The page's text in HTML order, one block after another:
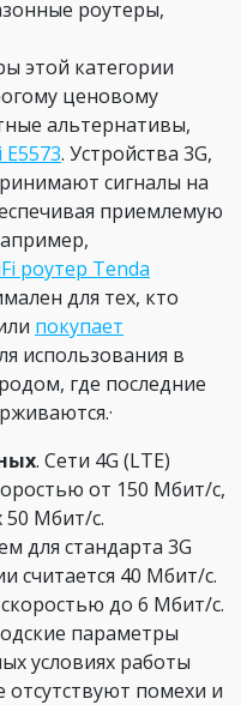
роутеры,
этой категории
ценовому
альтернативы,
. Устройства 3G,
сигналы на
приемлемую
роутер Tenda
для тех, кто
покупает
использования в
где последние
. Сети 4G (LTE)
от 150 Мбит/с,
Мбит/с.
для стандарта 3G
считается 40 Мбит/с.
до 6 Мбит/с.
параметры
условиях работы
отсутствуют помехи и